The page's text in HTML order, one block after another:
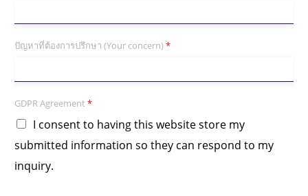
ปัญหาที่ต้องการปรึกษา (Your concern)*
GDPR Agreement *
I consent to having this website store my
submitted information so they can respond to my
inquiry.